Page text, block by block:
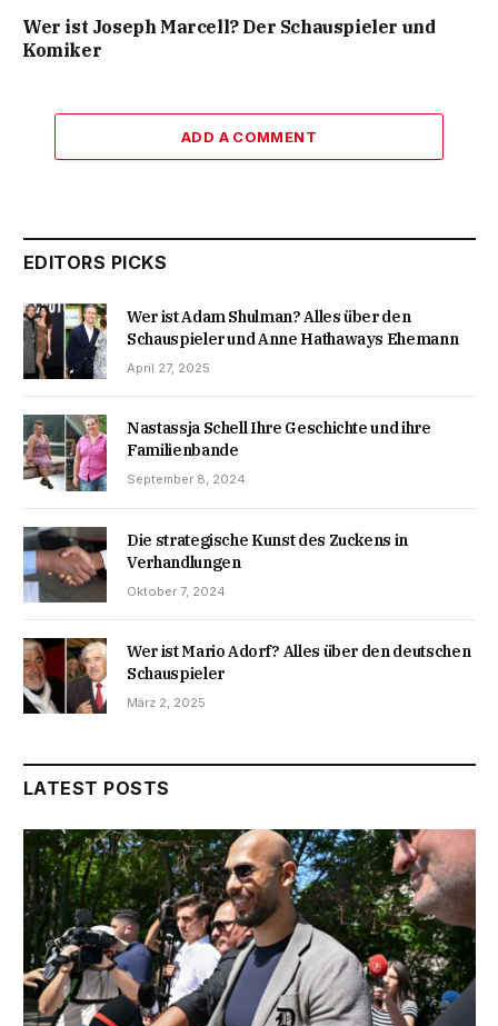
Wer ist Joseph Marcell? Der Schauspieler und
Komiker
ADD A COMMENT
EDITORS PICKS
Wer ist Adam Shulman? Alles über den
Schauspieler und Anne Hathaways Ehemann
April 27, 2025
Nastassja Schell Ihre Geschichte und ihre
Familienbande
September 8, 2024
Die strategische Kunst des Zuckens in
Verhandlungen
Oktober 7, 2024
Wer ist Mario Adorf? Alles über den deutschen
Schauspieler
März 2, 2025
LATEST POSTS